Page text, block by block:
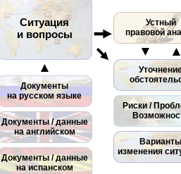
Ситуация
и вопросы
▲
Документы
на русском языке
Документы / данные
на английском
Документы / данные
на испанском
Устный
правовой
▼
Риски /
Варианты
изменения